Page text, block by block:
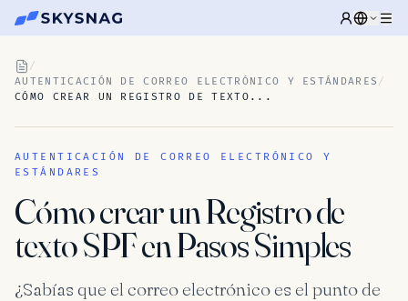
/
AUTENTICACIÓN DE CORREO ELECTRÓNICO Y ESTÁNDARES /
CÓMO CREAR UN REGISTRO DE TEXTO...
AUTENTICACIÓN DE CORREO ELECTRÓNICO Y
ESTÁNDARES
Cómo crear un Registro de
texto SPF en Pasos Simples
¿Sabías que el correo electrónico es el punto de